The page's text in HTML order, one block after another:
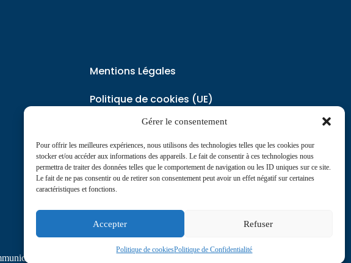
Gérer le consentement
Pour offrir les meilleures expériences, nous utilisons des technologies telles que les cookies pour
stocker et/ou accéder aux informations des appareils. Le fait de consentir à ces technologies nous
permettra de traiter des données telles que le comportement de navigation ou les ID uniques sur ce site.
Le fait de ne pas consentir ou de retirer son consentement peut avoir un effet négatif sur certaines
caractéristiques et fonctions.
Accepter Refuser
Politique de cookiesPolitique de Confidentialité
Mentions Légales
Politique de cookies (UE)
Politique de Confidentialité
contact@journaldesinfirmiers.fr
360